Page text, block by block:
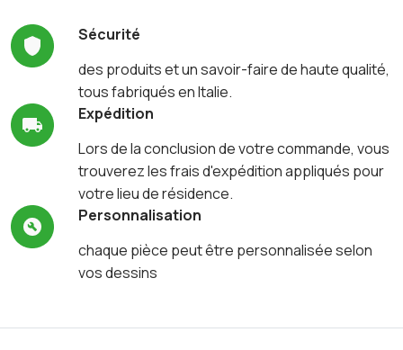
Sécurité
des produits et un savoir-faire de haute qualité,
tous fabriqués en Italie.
Expédition
Lors de la conclusion de votre commande, vous
trouverez les frais d'expédition appliqués pour
votre lieu de résidence.
Personnalisation
chaque pièce peut être personnalisée selon
vos dessins